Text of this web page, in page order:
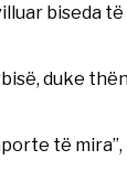
biseda
duke
të